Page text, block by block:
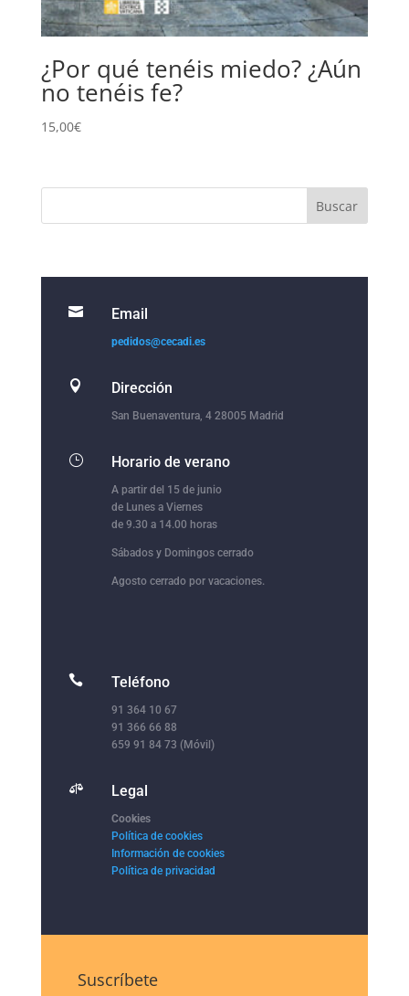
¿Por qué tenéis miedo? ¿Aún
no tenéis fe?
15,00€
 Email
pedidos@cecadi.es
 Dirección
San Buenaventura, 4 28005 Madrid
} Horario de verano
A partir del 15 de junio
de Lunes a Viernes
de 9.30 a 14.00 horas
Sábados y Domingos cerrado
Agosto cerrado por vacaciones.
 Teléfono
91 364 10 67
91 366 66 88
659 91 84 73 (Móvil)
 Legal
Cookies
Política de cookies
Información de cookies
Política de privacidad
Suscríbete